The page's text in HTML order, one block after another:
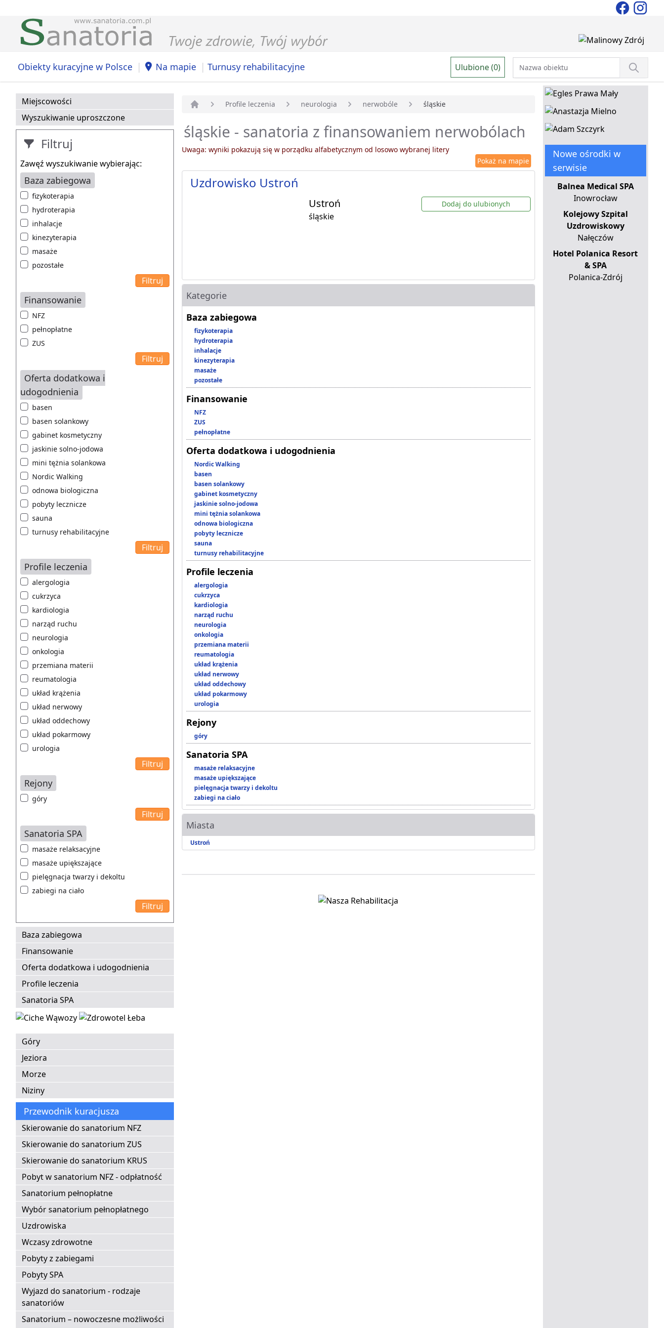
Obiekty kuracyjne w Polsce | Na mapie | Turnusy rehabilitacyjne Ulubione (0)
Miejscowości
Wyszukiwanie uproszczone
Filtruj
Zawęź wyszukiwanie wybierając:
Baza zabiegowa
fizykoterapia
hydroterapia
inhalacje
kinezyterapia
masaże
pozostałe
Finansowanie
NFZ
pełnopłatne
ZUS
Oferta dodatkowa i
udogodnienia
basen
basen solankowy
gabinet kosmetyczny
jaskinie solno-jodowa
mini tężnia solankowa
Nordic Walking
odnowa biologiczna
pobyty lecznicze
sauna
turnusy rehabilitacyjne
Profile leczenia
alergologia
cukrzyca
kardiologia
narząd ruchu
neurologia
onkologia
przemiana materii
reumatologia
układ krążenia
układ nerwowy
układ oddechowy
układ pokarmowy
urologia
Rejony
góry
Sanatoria SPA
masaże relaksacyjne
masaże upiększające
pielęgnacja twarzy i dekoltu
zabiegi na ciało
Baza zabiegowa
Finansowanie
Oferta dodatkowa i udogodnienia
Profile leczenia
Sanatoria SPA
Góry
Jeziora
Morze
Niziny
Przewodnik kuracjusza
Skierowanie do sanatorium NFZ
Skierowanie do sanatorium ZUS
Skierowanie do sanatorium KRUS
Pobyt w sanatorium NFZ - odpłatność
Sanatorium pełnopłatne
Wybór sanatorium pełnopłatnego
Uzdrowiska
Wczasy zdrowotne
Pobyty z zabiegami
Pobyty SPA
Wyjazd do sanatorium - rodzaje
sanatoriów
Sanatorium – nowoczesne możliwości
Profile leczenia neurologia nerwobóle śląskie
śląskie - sanatoria z finansowaniem nerwobólach
Uwaga: wyniki pokazują się w porządku alfabetycznym od losowo wybranej litery
Pokaż na mapie
Uzdrowisko Ustroń
Ustroń
śląskie
Dodaj do ulubionych
Kategorie
Baza zabiegowa
fizykoterapia
hydroterapia
inhalacje
kinezyterapia
masaże
pozostałe
Finansowanie
NFZ
ZUS
pełnopłatne
Oferta dodatkowa i udogodnienia
Nordic Walking
basen
basen solankowy
gabinet kosmetyczny
jaskinie solno-jodowa
mini tężnia solankowa
odnowa biologiczna
pobyty lecznicze
sauna
turnusy rehabilitacyjne
Profile leczenia
alergologia
cukrzyca
kardiologia
narząd ruchu
neurologia
onkologia
przemiana materii
reumatologia
układ krążenia
układ nerwowy
układ oddechowy
układ pokarmowy
urologia
Rejony
góry
Sanatoria SPA
masaże relaksacyjne
masaże upiększające
pielęgnacja twarzy i dekoltu
zabiegi na ciało
Miasta
Ustroń
Nowe ośrodki w
serwisie
Balnea Medical SPA
Inowrocław
Kolejowy Szpital
Uzdrowiskowy
Nałęczów
Hotel Polanica Resort
& SPA
Polanica-Zdrój